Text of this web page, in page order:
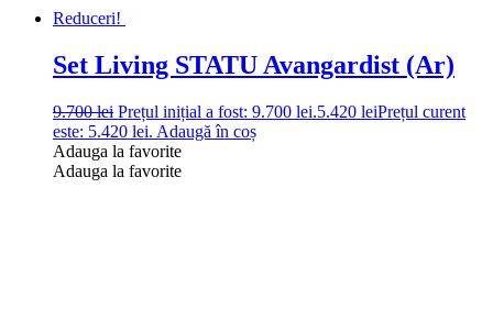
Reduceri!
Set Living STATU Avangardist (Ar)
9.700lei Prețul inițial a fost: 9.700 lei.5.420 leiPrețul curent
este: 5.420 lei. Adaugă în coș
Adauga la favorite
Adauga la favorite